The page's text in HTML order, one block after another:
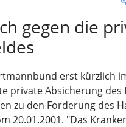
gegen die
erst kürzlich
private Absicherung des
zu den Forderung des
20.01.2001. "Das